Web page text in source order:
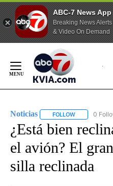
ABC-7 News App
Breaking News Alerts
& Video On Demand
Content
Noticias FOLLOW FOLLOW
0
¿Está bien
el avión? El
silla reclinada